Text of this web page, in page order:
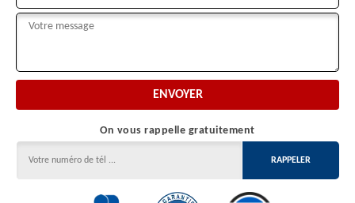
On vous rappelle gratuitement